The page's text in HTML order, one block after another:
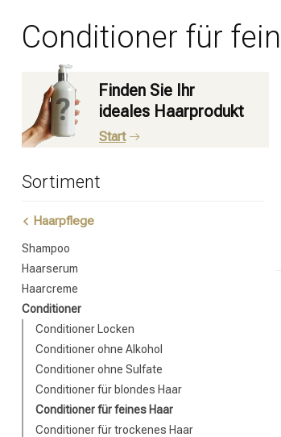
Conditioner für
Finden Sie Ihr
ideales Haarprodukt
Start
Sortiment
Haarpflege
Shampoo
Haarserum
Haarcreme
Conditioner
Conditioner Locken
Conditioner ohne Alkohol
Conditioner ohne Sulfate
Conditioner für blondes Haar
Conditioner für feines Haar
Conditioner für trockenes Haar